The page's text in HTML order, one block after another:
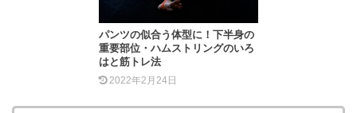
パンツの似合う体型に！下半身の
重要部位・ハムストリングのいろ
はと筋トレ法
2022年2月24日